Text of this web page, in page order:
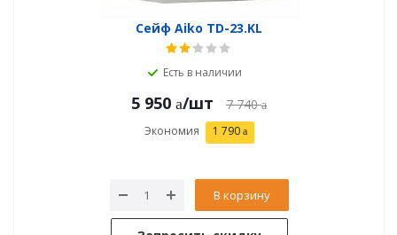
Сейф Aiko TD-23.KL
Есть в наличии
5 950 /шт 7 740
Экономия 1 790
В корзину